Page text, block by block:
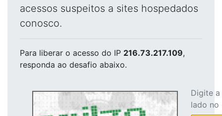
acessos suspeitos a sites hospedados
conosco.
Para liberar o acesso do IP 216.73.217.109,
responda ao desafio abaixo.
Digite
lado no